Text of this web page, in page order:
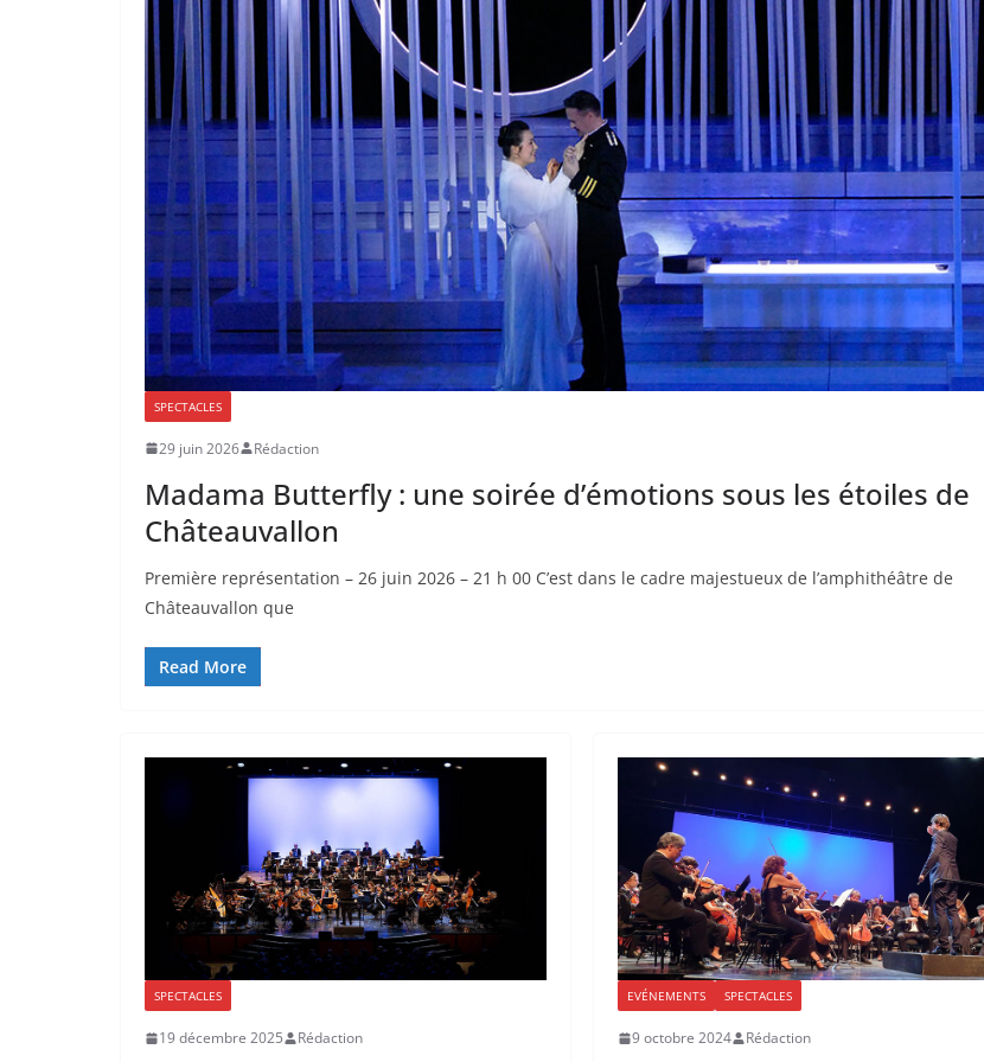
SPECTACLES
29 juin 2026 Rédaction
Madama Butterfly : une soirée d’émotions sous les étoiles de
Châteauvallon
Première représentation – 26 juin 2026 – 21 h 00 C’est dans le cadre majestueux de l’amphithéâtre de
Châteauvallon que
Read More
SPECTACLES
19 décembre 2025 Rédaction
EVÉNEMENTS SPECTACLES
9 octobre 2024 Rédaction